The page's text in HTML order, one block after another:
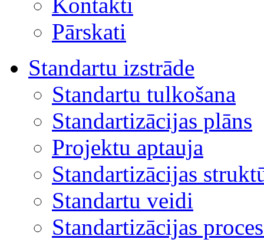
Pārskati
Standartu izstrāde
Standartu tulkošana
Standartizācijas plāns
Projektu aptauja
Standartizācijas
Standartu veidi
Standartizācijas